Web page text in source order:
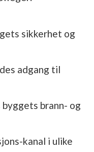
sikkerhet og
adgang til
brann- og
kanal i ulike